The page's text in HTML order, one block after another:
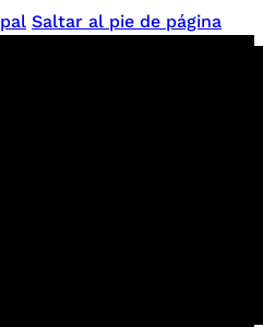
Saltar al pie de página